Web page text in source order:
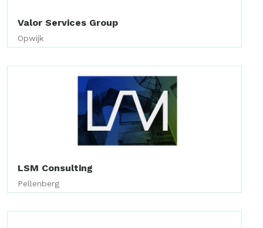
Valor Services Group
Opwijk
LSM Consulting
Pellenberg